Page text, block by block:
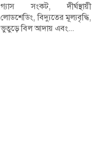
দেশে গত ২৪ ঘণ্টায় হামের
উপসর্গ নিয়ে আরও ৬ জনের
মৃত্যু হয়েছে। একই সময়ে হাম